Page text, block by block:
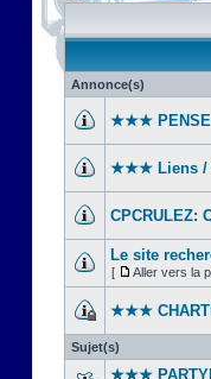
Annonce(s)
★★★
★★★ Liens /
CPCRULEZ:
Le site
[ Aller vers la
★★★
Sujet(s)
★★★